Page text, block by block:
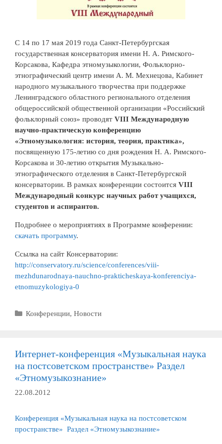
С 14 по 17 мая 2019 года Санкт-Петербургская
государственная консерватория имени Н. А. Римского-
Корсакова, Кафедра этномузыкологии, Фольклорно-
этнографический центр имени А. М. Мехнецова, Кабинет
народного музыкального творчества при поддержке
Ленинградского областного регионального отделения
общероссийской общественной организации «Российский
фольклорный союз» проводят VIII Международную
научно-практическую конференцию
«Этномузыкология: история, теория, практика»,
посвященную 175-летию со дня рождения Н. А. Римского-
Корсакова и 30-летию открытия Музыкально-
этнографического отделения в Санкт-Петербургской
консерватории. В рамках конференции состоится VIII
Международный конкурс научных работ учащихся,
студентов и аспирантов.
Подробнее о мероприятиях в Программе конферении:
скачать программу.
Ссылка на сайт Консерватории:
http://conservatory.ru/science/conferences/viii-
mezhdunarodnaya-nauchno-prakticheskaya-konferenciya-
etnomuzykologiya-0
Рубрики
Конференции, Новости
Интернет-конференция «Музыкальная наука
на постсоветском пространстве» Раздел
«Этномузыкознание»
22.08.2012
Конференция «Музыкальная наука на постсоветском
пространстве» Раздел «Этномузыкознание»